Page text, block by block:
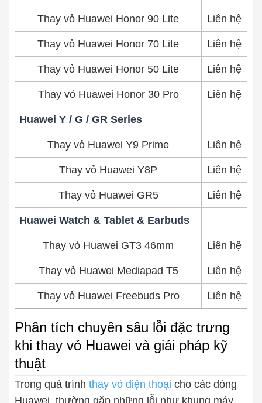
Thay vỏ Huawei Honor 90 Lite Liên hệ
Thay vỏ Huawei Honor 70 Lite Liên hệ
Thay vỏ Huawei Honor 50 Lite Liên hệ
Thay vỏ Huawei Honor 30 Pro Liên hệ
Huawei Y / G / GR Series
Thay vỏ Huawei Y9 Prime Liên hệ
Thay vỏ Huawei Y8P Liên hệ
Thay vỏ Huawei GR5 Liên hệ
Huawei Watch & Tablet & Earbuds
Thay vỏ Huawei GT3 46mm Liên hệ
Thay vỏ Huawei Mediapad T5 Liên hệ
Thay vỏ Huawei Freebuds Pro Liên hệ
Phân tích chuyên sâu lỗi đặc trưng
khi thay vỏ Huawei và giải pháp kỹ
thuật
Trong quá trình thay vỏ điện thoại cho các dòng
Huawei, thường gặp những lỗi như khung máy